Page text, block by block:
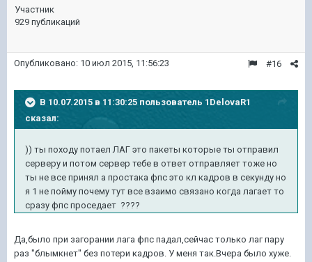
Участник
929 публикаций
#16
Опубликовано: 10 июл 2015, 11:56:23
В 10.07.2015 в 11:30:25 пользователь 1DelovaR1
сказал:
)) ты походу потаел ЛАГ это пакеты которые ты отправил
серверу и потом сервер тебе в ответ отправляет тоже но
ты не все принял а простака фпс это кл кадров в секунду но
я 1 не пойму почему тут все взаимо связано когда лагает то
сразу фпс проседает ????
Да,было при загорании лага фпс падал,сейчас только лаг пару
раз "блымкнет" без потери кадров. У меня так.Вчера было хуже.